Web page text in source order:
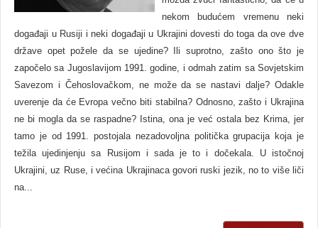
nekom budućem vremenu neki
događaji u Rusiji i neki događaji u Ukrajini dovesti do toga da ove dve
države opet požele da se ujedine? Ili suprotno, zašto ono što je
započelo sa Jugoslavijom 1991. godine, i odmah zatim sa Sovjetskim
Savezom i Čehoslovačkom, ne može da se nastavi dalje? Odakle
uverenje da će Evropa večno biti stabilna? Odnosno, zašto i Ukrajina
ne bi mogla da se raspadne? Istina, ona je već ostala bez Krima, jer
tamo je od 1991. postojala nezadovoljna politička grupacija koja je
težila ujedinjenju sa Rusijom i sada je to i dočekala. U istočnoj
Ukrajini, uz Ruse, i većina Ukrajinaca govori ruski jezik, no to više liči
na...